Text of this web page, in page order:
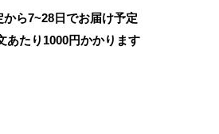
から7~28日でお届け予定
あたり 1000円かかります